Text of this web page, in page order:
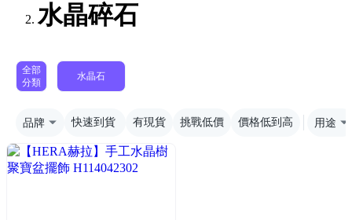
水晶碎石
全部
分類
水晶石
品牌 快速到貨 有現貨 挑戰低價 價格低到高 用途